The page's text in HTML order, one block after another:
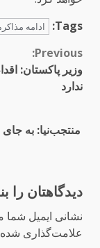
Tags:
ادامه
Continue
Reading
Previous:
ندارد
منتجب‌نیا: به
دیدگاهتان را
نشانی ایمیل شما
علامت‌گذاری